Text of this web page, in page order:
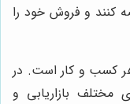
کنند و فروش خود را
کسب و کار است. در
مختلف بازاریابی و